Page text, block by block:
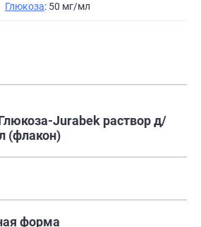
Глюкоза: 50 мг/мл
Jurabek раствор д/
(флакон)
форма